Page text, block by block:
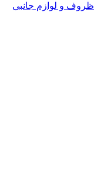
ظروف و لوازم جانبی